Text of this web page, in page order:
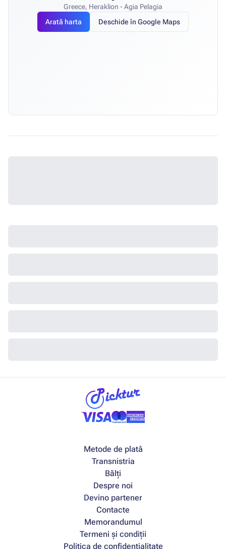
Greece, Heraklion - Agia Pelagia
Arată harta
Deschide în Google Maps
Metode de platâ
Transnistria
Bălți
Despre noi
Devino partener
Contacte
Memorandumul
Termeni și condiții
Politica de confidențialitate